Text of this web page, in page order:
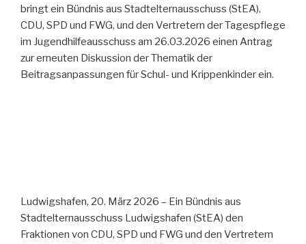
bringt ein Bündnis aus Stadtelternausschuss (StEA),
CDU, SPD und FWG, und den Vertretern der Tagespflege
im Jugendhilfeausschuss am 26.03.2026 einen Antrag
zur erneuten Diskussion der Thematik der
Beitragsanpassungen für Schul- und Krippenkinder ein.
Ludwigshafen, 20. März 2026 – Ein Bündnis aus
Stadtelternausschuss Ludwigshafen (StEA) den
Fraktionen von CDU, SPD und FWG und den Vertretern